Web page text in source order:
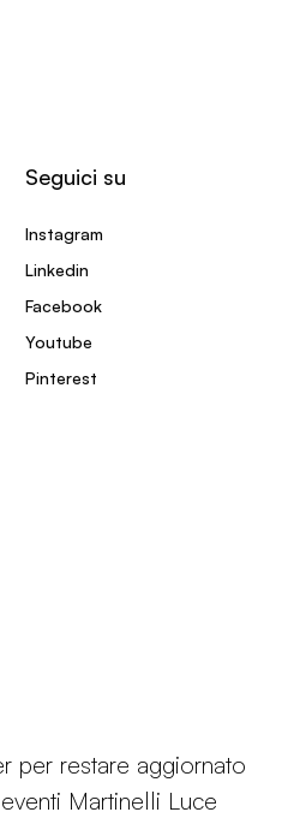
Seguici su
Instagram
Linkedin
Facebook
Youtube
Pinterest
per restare aggiornato
Martinelli Luce